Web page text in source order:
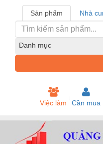
Sản phẩm Nhà
Danh mục
Việc làm Cần mua